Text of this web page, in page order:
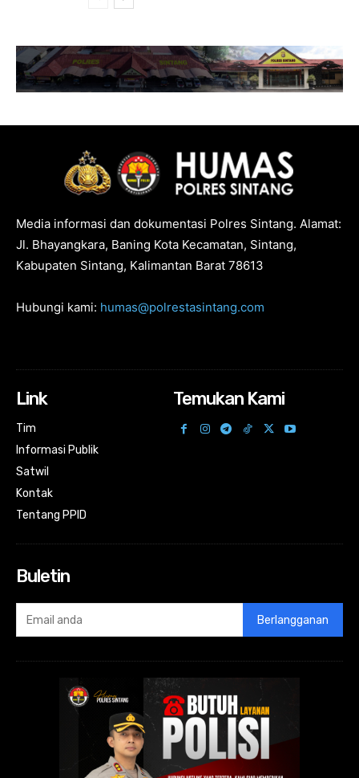
Media informasi dan dokumentasi Polres Sintang. Alamat:
Jl. Bhayangkara, Baning Kota Kecamatan, Sintang,
Kabupaten Sintang, Kalimantan Barat 78613
Hubungi kami: humas@polrestasintang.com
Link
Tim
Informasi Publik
Satwil
Kontak
Tentang PPID
Temukan Kami
Buletin
Berlangganan